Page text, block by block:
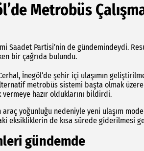
Metrobüs
Saadet Partisi’nin de gündemindeydi.
bir çağrıda bulundu.
İnegöl’de şehir içi ulaşımın
metrobüs sistemi başta olmak
hazır olduklarını bildirdi.
yoğunluğu nedeniyle yeni ulaşım
eksikliklerin de kısa sürede giderilmesi
gündemde